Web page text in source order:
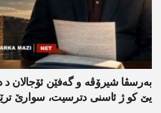
بەرسڤا شیرۆڤە و گەفێن ئۆجالان د
یێ کو ژ ئاسنی دترسیت، سوارێ